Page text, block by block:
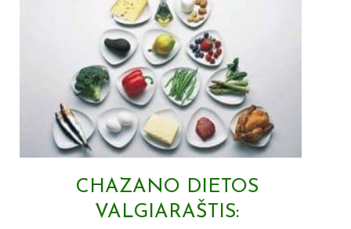
CHAZANO DIETOS
VALGIARAŠTIS: